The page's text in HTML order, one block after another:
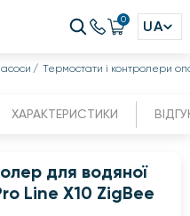
0 UA
Термостати і контролери
ХАРАКТЕРИСТИКИ
для водяної
Line X10 ZigBee